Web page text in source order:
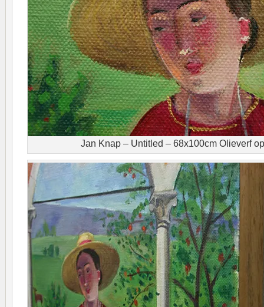
Jan Knap – Untitled – 68x100cm Olieverf